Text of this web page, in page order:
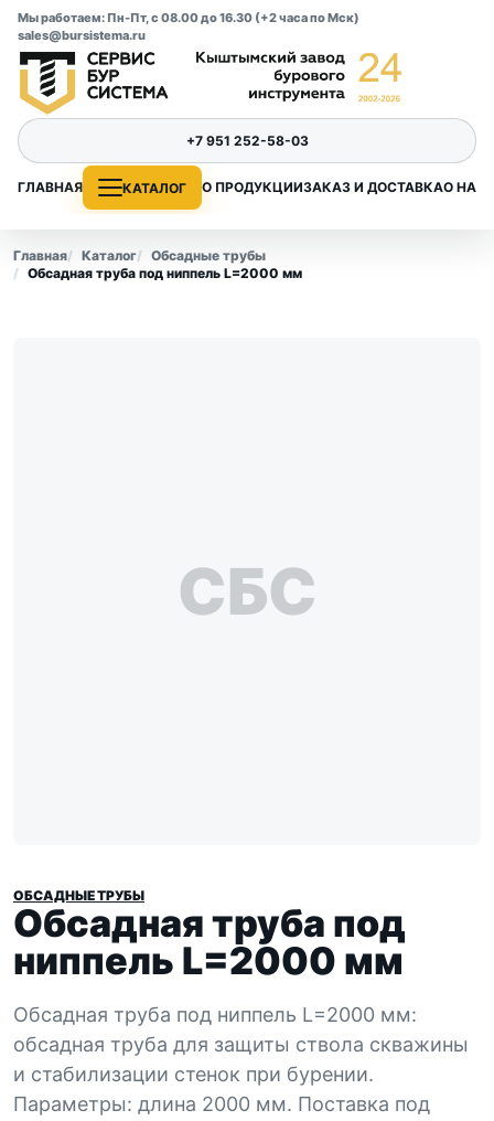
Мы работаем: Пн-Пт, с 08.00 до 16.30 (+2 часа по Мск)
sales@bursistema.ru
ГЛАВНАЯ КАТАЛОГ О ПРОДУКЦИИЗАКАЗ И ДОСТАВКАО НАС
+7 951 252-58-03
Главная Каталог
Обсадные трубы
Обсадная труба под ниппель L=2000 мм
СБС
ОБСАДНЫЕ ТРУБЫ
Обсадная труба под
ниппель L=2000 мм
Обсадная труба под ниппель L=2000 мм:
обсадная труба для защиты ствола скважины
и стабилизации стенок при бурении.
Параметры: длина 2000 мм. Поставка под